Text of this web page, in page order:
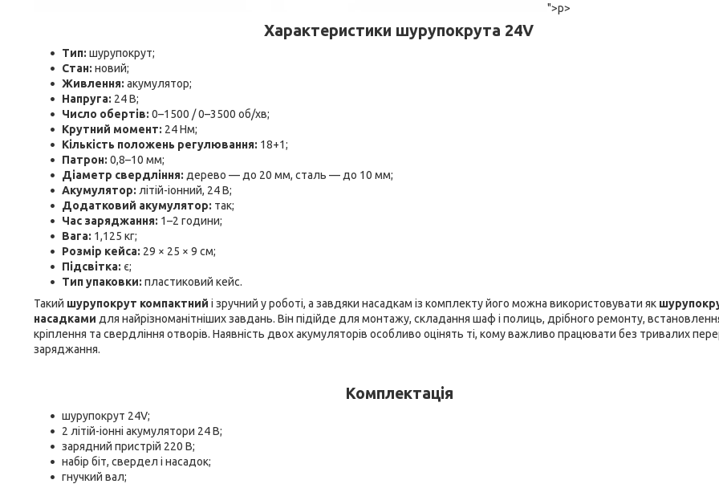
">p>
Характеристики шурупокрута 24V
Тип: шурупокрут;
Стан: новий;
Живлення: акумулятор;
Напруга: 24 В;
Число обертів: 0–1500 / 0–3500 об/хв;
Крутний момент: 24 Нм;
Кількість положень регулювання: 18+1;
Патрон: 0,8–10 мм;
Діаметр свердління: дерево — до 20 мм, сталь — до 10 мм;
Акумулятор: літій-іонний, 24 В;
Додатковий акумулятор: так;
Час заряджання: 1–2 години;
Вага: 1,125 кг;
Розмір кейса: 29 × 25 × 9 см;
Підсвітка: є;
Тип упаковки: пластиковий кейс.
Такий шурупокрут компактний і зручний у роботі, а завдяки насадкам із комплекту його можна використовувати як
насадками для найрізноманітніших завдань. Він підійде для монтажу, складання шаф і полиць, дрібного ремонту,
кріплення та свердління отворів. Наявність двох акумуляторів особливо оцінять ті, кому важливо працювати без тривалих
заряджання.
Комплектація
шурупокрут 24V;
2 літій-іонні акумулятори 24 В;
зарядний пристрій 220 В;
набір біт, свердел і насадок;
гнучкий вал;